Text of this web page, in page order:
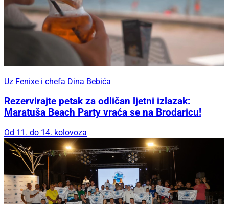
Uz Fenixe i chefa Dina Bebića
Rezervirajte petak za odličan ljetni izlazak:
Maratuša Beach Party vraća se na Brodaricu!
Od 11. do 14. kolovoza